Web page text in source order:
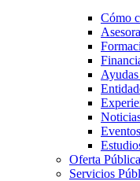
Cómo
Eventos
Oferta
Servicios